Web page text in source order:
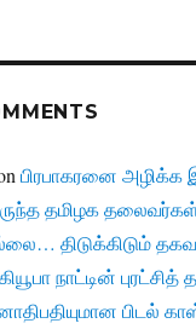
பிரபாகரனை அழிக்க
தமிழக
திடுக்கிடும்
கியூபா நாட்டின்
பிடல்